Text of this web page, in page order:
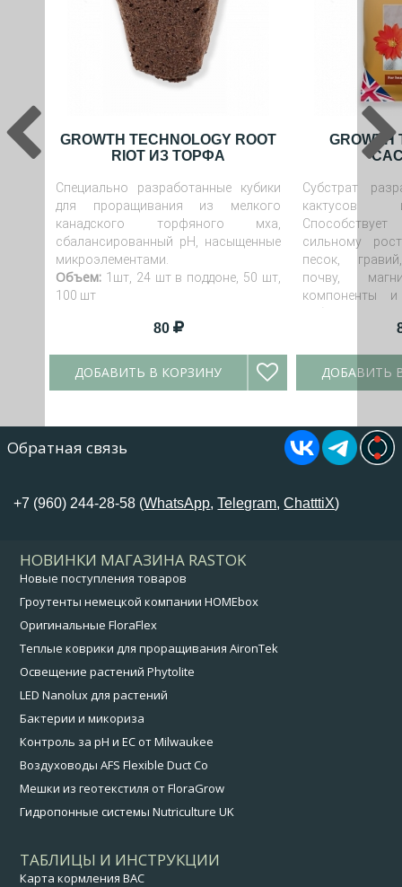
GROWTH TECHNOLOGY ROOT
RIOT ИЗ ТОРФА
Специально разработанные кубики
для проращивания из мелкого
канадского торфяного мха,
сбалансированный pH, насыщенные
микроэлементами.
Объем: 1шт, 24 шт в поддоне, 50 шт,
100 шт
80
ДОБАВИТЬ В КОРЗИНУ
GROWTH
Субстрат
кактусов
сильному
песок,
почву,
компоненты и
ДОБАВИТЬ
Обратная связь
+7 (960) 244-28-58 (WhatsApp,Telegram,ChatttiX)
НОВИНКИ МАГАЗИНА RASTOK
Новые поступления товаров
Гроутенты немецкой компании HOMEbox
Оригинальные FloraFlex
Теплые коврики для проращивания AironTek
Освещение растений Phytolite
LED Nanolux для растений
Бактерии и микориза
Контроль за pH и EC от Milwaukee
Воздуховоды AFS Flexible Duct Co
Мешки из геотекстиля от FloraGrow
Гидропонные системы Nutriculture UK
ТАБЛИЦЫ И ИНСТРУКЦИИ
Карта кормления BAC